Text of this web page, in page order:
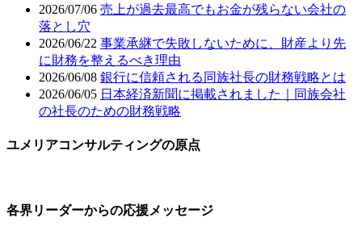
2026/07/06 売上が過去最高でもお金が残らない会社の
落とし穴
2026/06/22 事業承継で失敗しないために、財産より先
に財務を整えるべき理由
2026/06/08 銀行に信頼される同族社長の財務戦略とは
2026/06/05 日本経済新聞に掲載されました｜同族会社
の社長のための財務戦略
ユメリアコンサルティングの原点
各界リーダーからの応援メッセージ